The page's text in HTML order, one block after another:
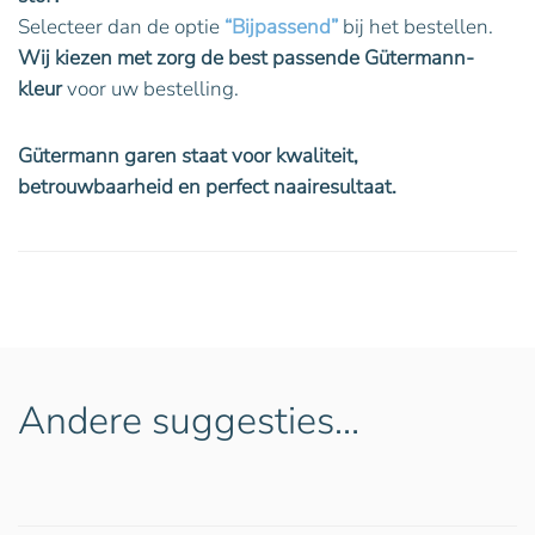
Selecteer dan de optie “Bijpassend” bij het bestellen.
Wij kiezen met zorg de best passende Gütermann-
kleurvoor uw bestelling.
Gütermann garen staat voor kwaliteit,
betrouwbaarheid en perfect naairesultaat.
Andere suggesties…